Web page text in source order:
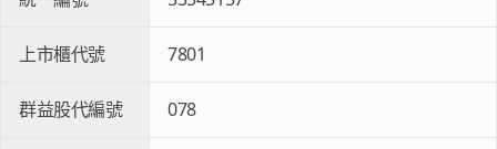
上市櫃代號 7801
群益股代編號 078